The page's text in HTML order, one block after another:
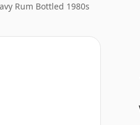
Rum Bottled 1980s